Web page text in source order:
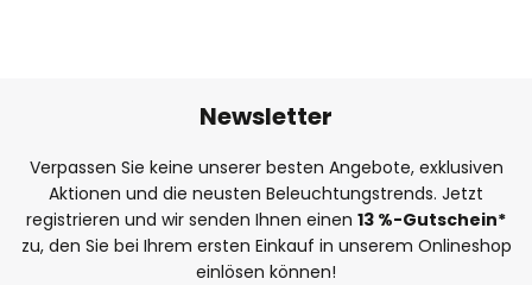
Newsletter
Verpassen Sie keine unserer besten Angebote, exklusiven
Aktionen und die neusten Beleuchtungstrends. Jetzt
registrieren und wir senden Ihnen einen 13 %-Gutschein*
zu, den Sie bei Ihrem ersten Einkauf in unserem Onlineshop
einlösen können!